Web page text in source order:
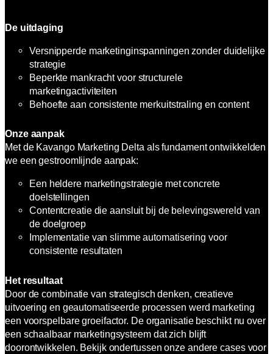
De uitdaging
Versnipperde marketinginspanningen zonder duidelijke
strategie
Beperkte mankracht voor structurele
marketingactiviteiten
Behoefte aan consistente merkuitstraling en content
Onze aanpak
Met de Kavango Marketing Delta als fundament ontwikkelden
we een gestroomlijnde aanpak:
Een heldere marketingstrategie met concrete
doelstellingen
Contentcreatie die aansluit bij de belevingswereld van
de doelgroep
Implementatie van slimme automatisering voor
consistente resultaten
Het resultaat
Door de combinatie van strategisch denken, creatieve
uitvoering en geautomatiseerde processen werd marketing
een voorspelbare groeifactor. De organisatie beschikt nu over
een schaalbaar marketingsysteem dat zich blijft
doorontwikkelen. Bekijk ondertussen onze andere cases voor